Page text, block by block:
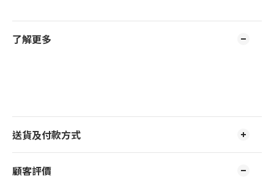
了解更多
送貨及付款方式
顧客評價